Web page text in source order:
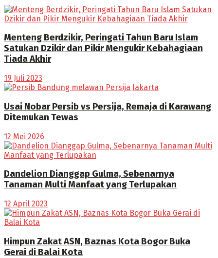
Menteng Berdzikir, Peringati Tahun Baru Islam
Satukan Dzikir dan Pikir Mengukir Kebahagiaan
Tiada Akhir
19 Juli 2023
Usai Nobar Persib vs Persija, Remaja di Karawang
Ditemukan Tewas
12 Mei 2026
Dandelion Dianggap Gulma, Sebenarnya
Tanaman Multi Manfaat yang Terlupakan
12 April 2023
Himpun Zakat ASN, Baznas Kota Bogor Buka
Gerai di Balai Kota